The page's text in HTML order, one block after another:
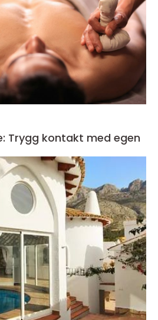
Trygg kontakt med egen